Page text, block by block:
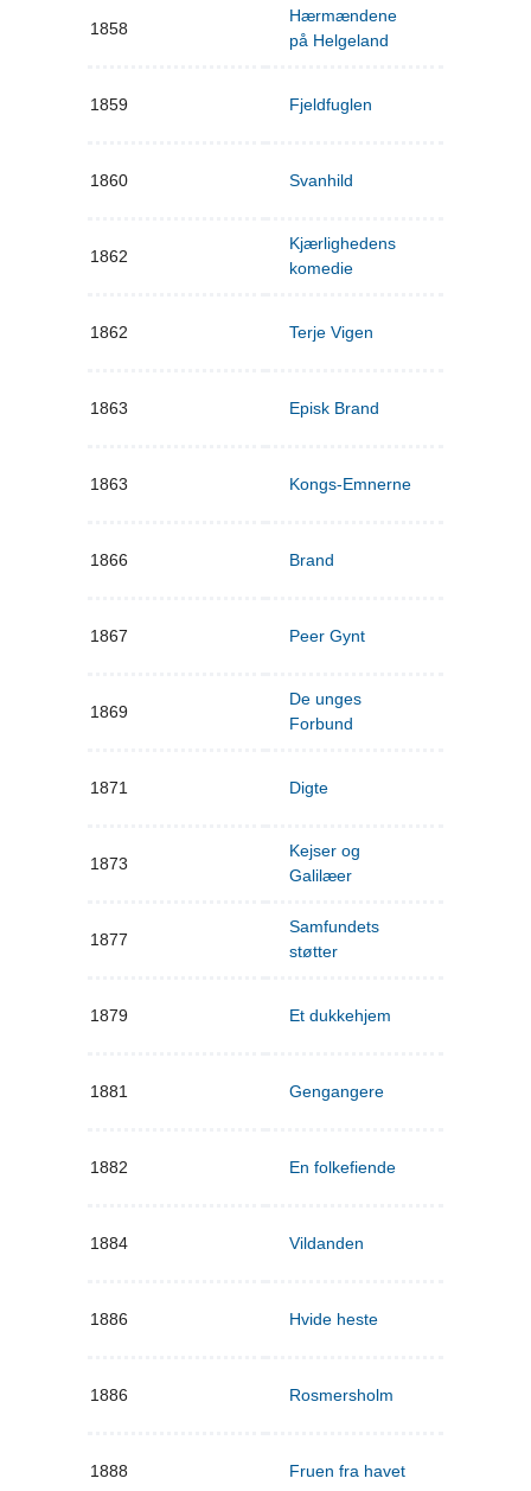
1858
Hærmændene
på Helgeland
1859 Fjeldfuglen
1860 Svanhild
1862
Kjærlighedens
komedie
1862 Terje Vigen
1863 Episk Brand
1863 Kongs-Emnerne
1866 Brand
1867 Peer Gynt
1869
De unges
Forbund
1871 Digte
1873
Kejser og
Galilæer
1877
Samfundets
støtter
1879 Et dukkehjem
1881 Gengangere
1882 En folkefiende
1884 Vildanden
1886 Hvide heste
1886 Rosmersholm
1888 Fruen fra havet